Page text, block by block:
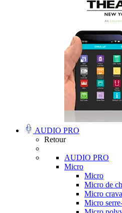
AUDIO PRO
Retour
AUDIO PRO
Micro
Micro
Micro de
Micro
Micro